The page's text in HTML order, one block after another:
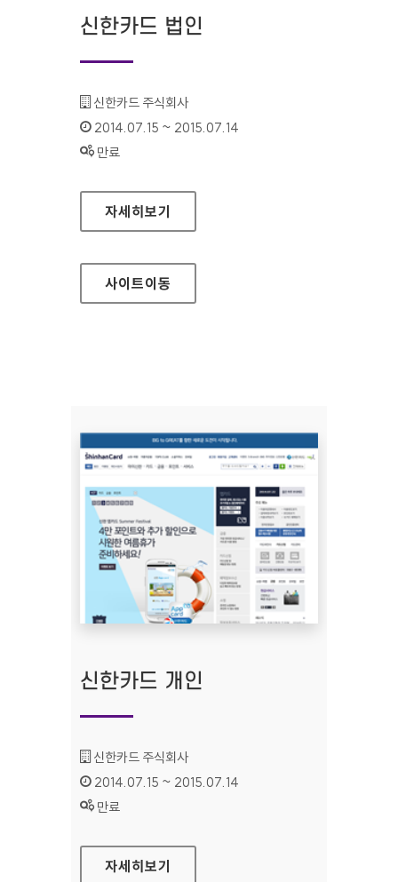
신한카드 법인
기관명 :
신한카드 주식회사
인증기간 :
2014.07.15 ~ 2015.07.14
상태 :
만료
신한카드 법인
자세히보기
사이트이동
신한카드 개인
기관명 :
신한카드 주식회사
인증기간 :
2014.07.15 ~ 2015.07.14
상태 :
만료
신한카드 개인
자세히보기